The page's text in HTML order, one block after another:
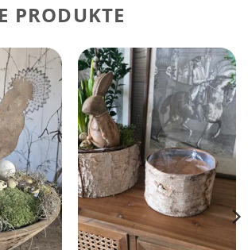
PRODUKTE